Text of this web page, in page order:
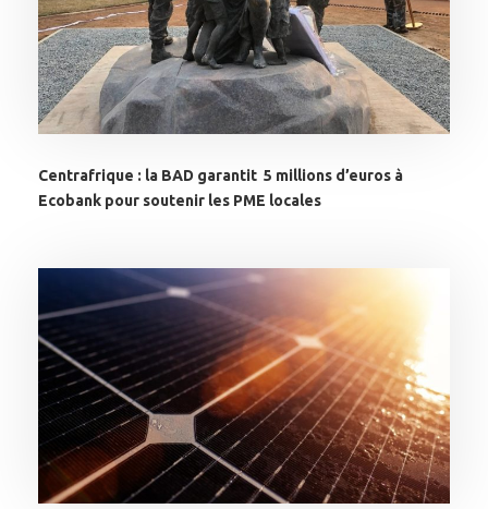
Centrafrique : la BAD garantit 5 millions d’euros à
Ecobank pour soutenir les PME locales